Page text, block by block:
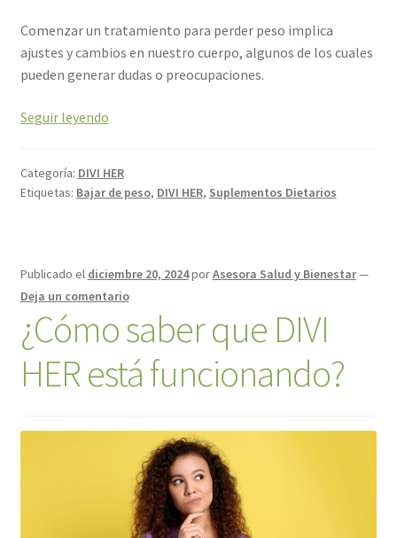
Comenzar un tratamiento para perder peso implica
ajustes y cambios en nuestro cuerpo, algunos de los cuales
pueden generar dudas o preocupaciones.
Seguir leyendo
Categoría: DIVI HER
Etiquetas: Bajar de peso, DIVI HER, Suplementos Dietarios
Publicado el diciembre 20, 2024porAsesora Salud y Bienestar—
Deja un comentario
¿Cómo saber que DIVI
HER está funcionando?